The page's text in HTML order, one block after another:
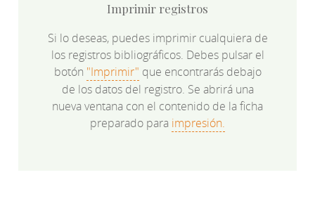
Imprimir registros
Si lo deseas, puedes imprimir cualquiera de
los registros bibliográficos. Debes pulsar el
botón "Imprimir" que encontrarás debajo
de los datos del registro. Se abrirá una
nueva ventana con el contenido de la ficha
preparado para impresión.